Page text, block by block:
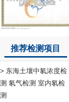
推荐检测项目
> 东海土壤中氡浓度检
测 氡气检测 室内氡检
测